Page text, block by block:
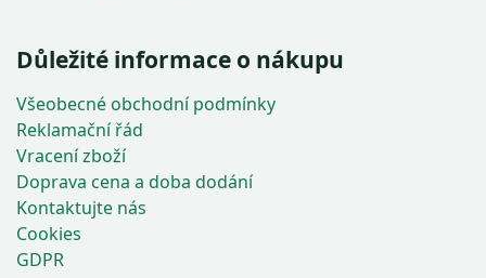
Důležité informace o nákupu
Všeobecné obchodní podmínky
Reklamační řád
Vracení zboží
Doprava cena a doba dodání
Kontaktujte nás
Cookies
GDPR